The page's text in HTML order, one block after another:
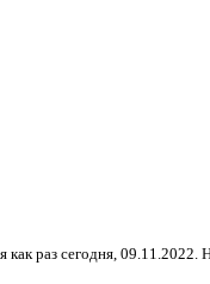
раз сегодня, 09.11.2022.